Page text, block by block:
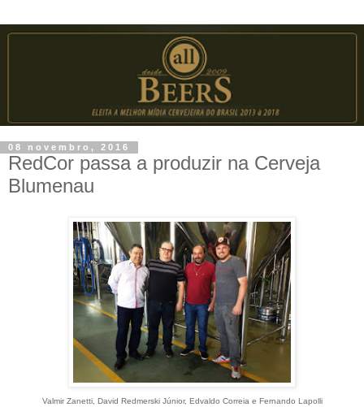
08 novembro, 2016
RedCor passa a produzir na Cerveja
Blumenau
Valmir Zanetti, David Redmerski Júnior, Edvaldo Correia e Fernando Lapolli